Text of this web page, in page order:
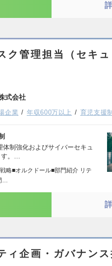
ク管理担当（セキ
式会社
企業 年収600万以上 育児支援
体制強化およびサイバーセキュ
す。…
略■オルクドール■部門紹介 リテ
…
ィ企画・ガバナン